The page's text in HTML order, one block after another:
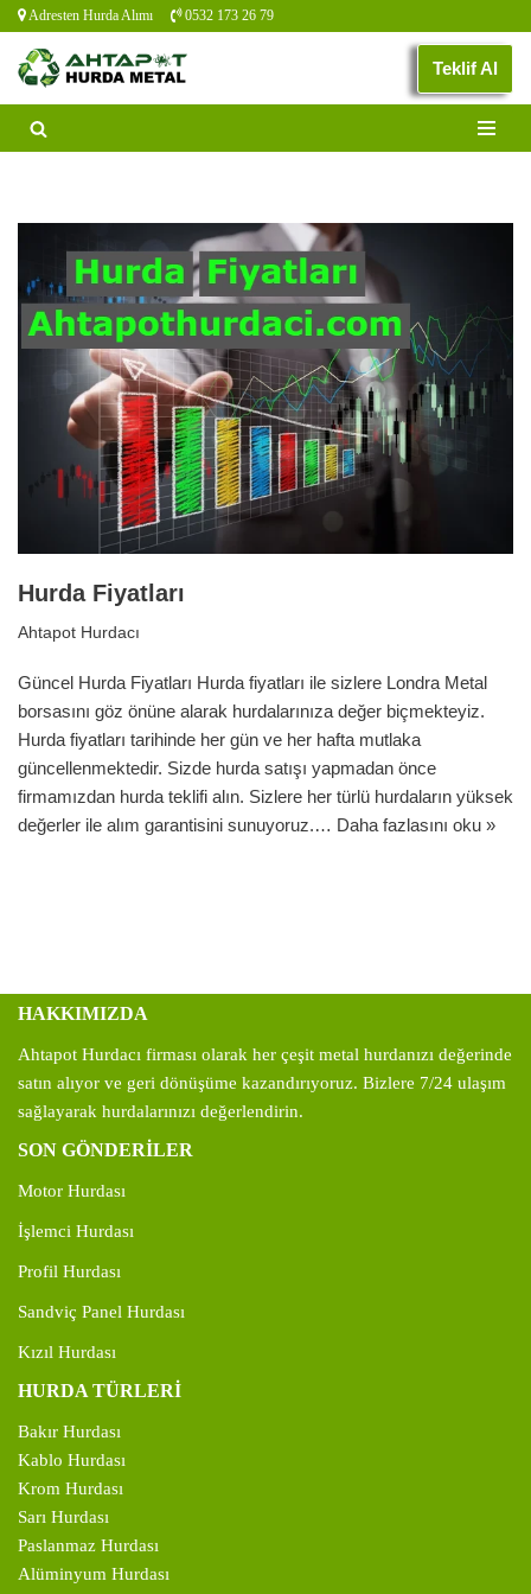
İçeriğe
geç
Adresten Hurda Alımı 0532 173 26 79
Teklif Al
Hurda Fiyatları
Ahtapot Hurdacı
Güncel Hurda Fiyatları Hurda fiyatları ile sizlere Londra Metal
borsasını göz önüne alarak hurdalarınıza değer biçmekteyiz.
Hurda fiyatları tarihinde her gün ve her hafta mutlaka
güncellenmektedir. Sizde hurda satışı yapmadan önce
firmamızdan hurda teklifi alın. Sizlere her türlü hurdaların yüksek
değerler ile alım garantisini sunuyoruz.… Daha fazlasını oku »
HAKKIMIZDA
Ahtapot Hurdacı firması olarak her çeşit metal hurdanızı değerinde
satın alıyor ve geri dönüşüme kazandırıyoruz. Bizlere 7/24 ulaşım
sağlayarak hurdalarınızı değerlendirin.
SON GÖNDERİLER
Motor Hurdası
İşlemci Hurdası
Profil Hurdası
Sandviç Panel Hurdası
Kızıl Hurdası
HURDA TÜRLERİ
Bakır Hurdası
Kablo Hurdası
Krom Hurdası
Sarı Hurdası
Paslanmaz Hurdası
Alüminyum Hurdası